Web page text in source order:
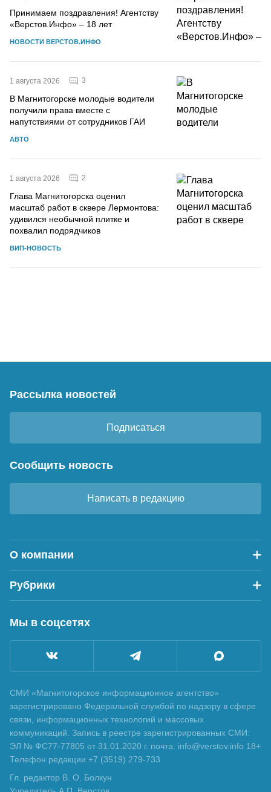
Принимаем поздравления! Агентству
«Верстов.Инфо» – 18 лет
НОВОСТИ ВЕРСТОВ.ИНФО
1 августа 2026 3
В Магнитогорске молодые водители
получили права вместе с
напутствиями от сотрудников ГАИ
АВТО
1 августа 2026 2
Глава Магнитогорска оценил
масштаб работ в сквере Лермонтова:
удивился необычной плитке и
похвалил подрядчиков
ВИП-НОВОСТЬ
Рассылка новостей
Подписаться
Сообщить новость
Написать в редакцию
О компании
Рубрики
Мы в соцсетях
СМИ «Магнитогорское информационное агентство»
зарегистрировано Федеральной службой по надзору в сфере
связи, информационных технологий и массовых
коммуникаций. Запись в реестре зарегистрированных СМИ:
ЭЛ № ФС77-77805 от 31.01.2020 г. почта: info@verstov.info 18+
Телефон редакции +7 (3519) 279-733
Гл. редактор В. О. Болкун